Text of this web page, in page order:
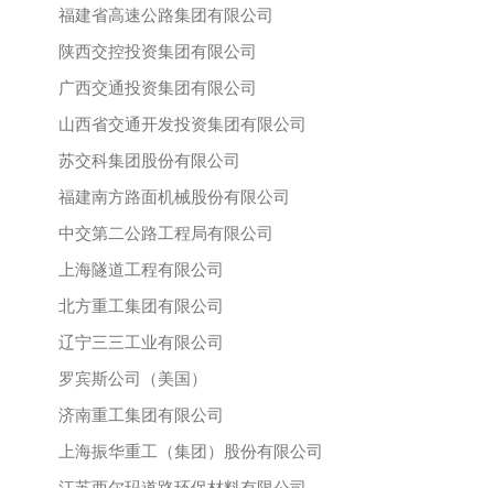
福建省高速公路集团有限公司
陕西交控投资集团有限公司
广西交通投资集团有限公司
山西省交通开发投资集团有限公司
苏交科集团股份有限公司
福建南方路面机械股份有限公司
中交第二公路工程局有限公司
上海隧道工程有限公司
北方重工集团有限公司
辽宁三三工业有限公司
罗宾斯公司（美国）
济南重工集团有限公司
上海振华重工（集团）股份有限公司